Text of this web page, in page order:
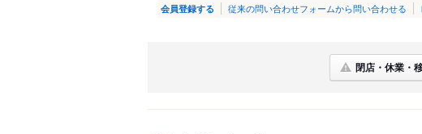
会員登録する 従来の問い合わせフォームから問い合わせる
閉店・休業・